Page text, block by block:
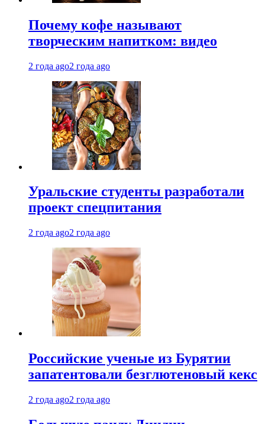
Почему кофе называют
творческим напитком: видео
2 года ago2 года ago
Уральские студенты разработали
проект спецпитания
2 года ago2 года ago
Российские ученые из Бурятии
запатентовали безглютеновый кекс
2 года ago2 года ago